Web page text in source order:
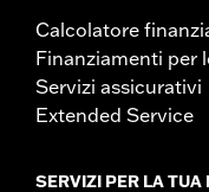
Calcolatore
Finanziamenti per
Servizi assicurativi
Extended Service
SERVIZI PER LA TUA